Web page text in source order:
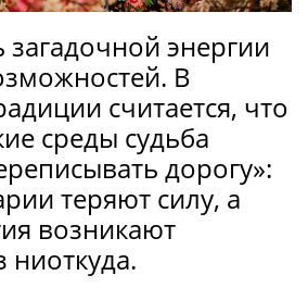
загадочной энергии
В
считается, что
среды судьба
дорогу»:
теряют силу, а
возникают
ниоткуда.